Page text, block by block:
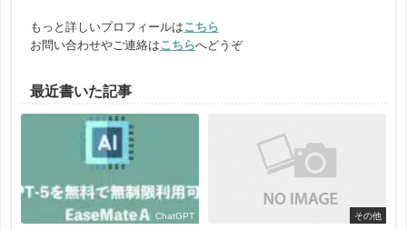
もっと詳しいプロフィールはこちら
お問い合わせやご連絡はこちらへどうぞ
最近書いた記事
ChatGPT その他